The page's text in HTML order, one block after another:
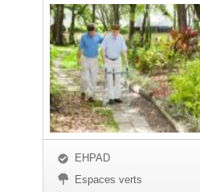
EHPAD
Espaces verts